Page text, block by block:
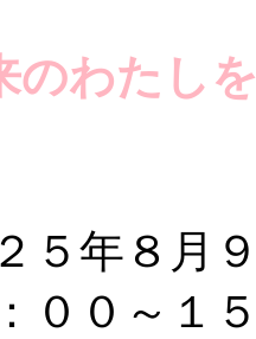
わたし
５年８月
００～１